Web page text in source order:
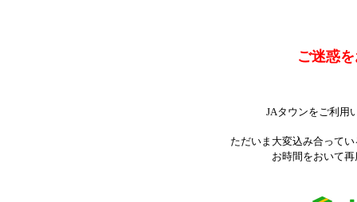
ご迷惑
JAタウンをご利用
ただいま大変込み合って
お時間をおいて